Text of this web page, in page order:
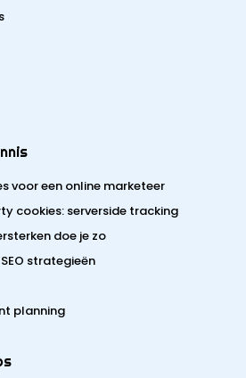
voor een online marketeer
cookies: serverside tracking
doe je zo
strategieën
planning